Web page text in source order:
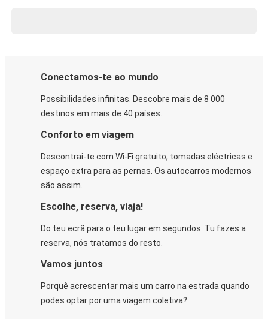
Conectamos-te ao mundo
Possibilidades infinitas. Descobre mais de 8 000
destinos em mais de 40 países.
Conforto em viagem
Descontrai-te com Wi-Fi gratuito, tomadas eléctricas e
espaço extra para as pernas. Os autocarros modernos
são assim.
Escolhe, reserva, viaja!
Do teu ecrã para o teu lugar em segundos. Tu fazes a
reserva, nós tratamos do resto.
Vamos juntos
Porquê acrescentar mais um carro na estrada quando
podes optar por uma viagem coletiva?